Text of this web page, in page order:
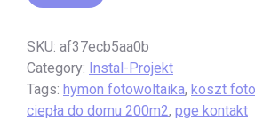
SKU: af37ecb5aa0b
Category: Instal-Projekt
Tags: hymon fotowoltaika, koszt
ciepła do domu 200m2, pge kontakt